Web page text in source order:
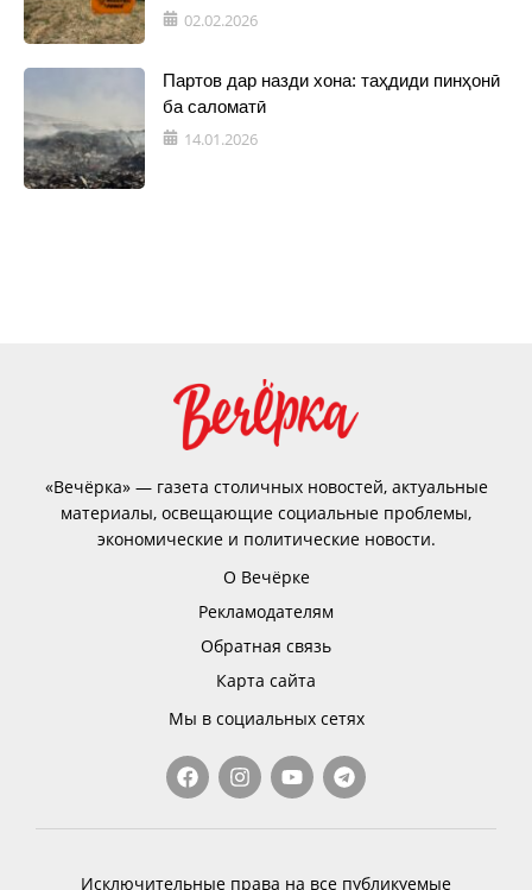
02.02.2026
Партов дар назди хона: таҳдиди пинҳонӣ
ба саломатӣ
14.01.2026
«Вечёрка» — газета столичных новостей, актуальные
материалы, освещающие социальные проблемы,
экономические и политические новости.
О Вечёрке
Рекламодателям
Обратная связь
Карта сайта
Мы в социальных сетях
Исключительные права на все публикуемые